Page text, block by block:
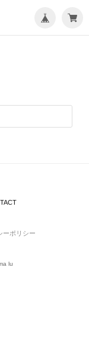
ーポリシー
lu